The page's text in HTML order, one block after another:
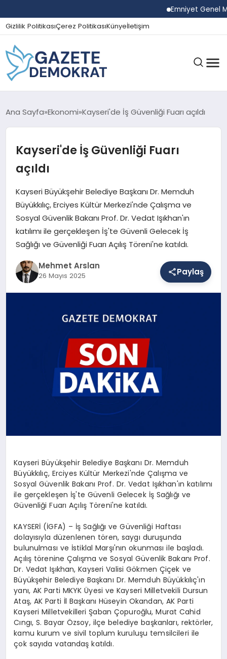
Emniyet Genel
Gizlilik PolitikasıÇerez PolitikasıKünyeİletişim
GÜNDEM
EKONOMI
MAGAZIN
SAĞLIK
Ana Sayfa Ekonomi Kayseri'de İş Güvenliği Fuarı açıldı
Kayseri'de İş Güvenliği Fuarı
açıldı
Kayseri Büyükşehir Belediye Başkanı Dr. Memduh
Büyükkılıç, Erciyes Kültür Merkezi'nde Çalışma ve
Sosyal Güvenlik Bakanı Prof. Dr. Vedat Işıkhan'ın
katılımı ile gerçekleşen İş'te Güvenli Gelecek İş
Sağlığı ve Güvenliği Fuarı Açılış Töreni'ne katıldı.
Mehmet Arslan
26 Mayıs 2025 Paylaş
Kayseri Büyükşehir Belediye Başkanı Dr. Memduh
Büyükkılıç, Erciyes Kültür Merkezi'nde Çalışma ve
Sosyal Güvenlik Bakanı Prof. Dr. Vedat Işıkhan'ın katılımı
ile gerçekleşen İş'te Güvenli Gelecek İş Sağlığı ve
Güvenliği Fuarı Açılış Töreni'ne katıldı.
KAYSERİ (İGFA) – İş Sağlığı ve Güvenliği Haftası
dolayısıyla düzenlenen tören, saygı duruşunda
bulunulması ve İstiklal Marşı'nın okunması ile başladı.
Açılış törenine Çalışma ve Sosyal Güvenlik Bakanı Prof.
Dr. Vedat Işıkhan, Kayseri Valisi Gökmen Çiçek ve
Büyükşehir Belediye Başkanı Dr. Memduh Büyükkılıç'ın
yanı, AK Parti MKYK Üyesi ve Kayseri Milletvekili Dursun
Ataş, AK Parti İl Başkanı Hüseyin Okandan, AK Parti
Kayseri Milletvekilleri Şaban Çopuroğlu, Murat Cahid
Cıngı, S. Bayar Özsoy, ilçe belediye başkanları, rektörler,
kamu kurum ve sivil toplum kuruluşu temsilcileri ile
çok sayıda vatandaş katıldı.